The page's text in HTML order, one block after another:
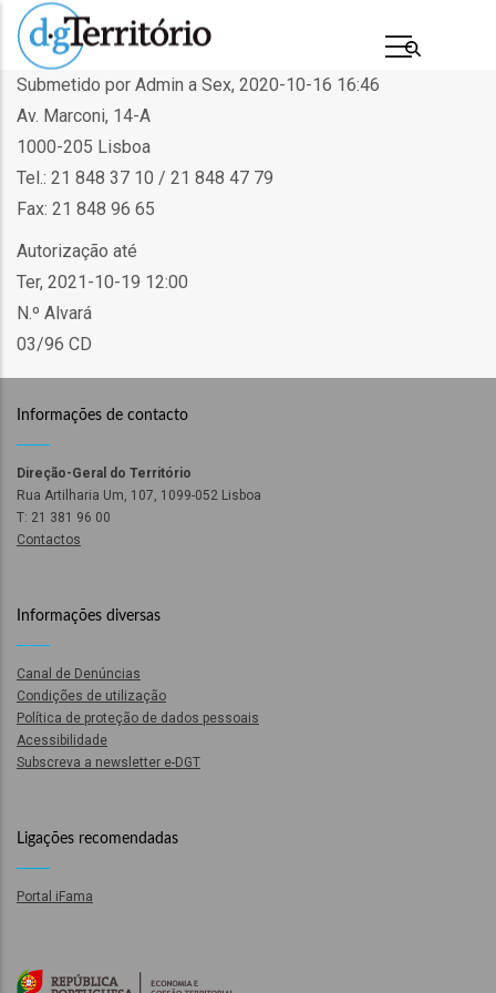
Passar
para
conteúdo
principal
Submetido por Admin a Sex, 2020-10-16 16:46
Av. Marconi, 14-A
1000-205 Lisboa
Tel.: 21 848 37 10 / 21 848 47 79
Fax: 21 848 96 65
Autorização até
Ter, 2021-10-19 12:00
N.º Alvará
03/96 CD
Informações de contacto
Direção-Geral do Território
Rua Artilharia Um, 107, 1099-052 Lisboa
T: 21 381 96 00
Contactos
Informações diversas
Canal de Denúncias
Condições de utilização
Política de proteção de dados pessoais
Acessibilidade
Subscreva a newsletter e-DGT
Ligações recomendadas
Portal iFama